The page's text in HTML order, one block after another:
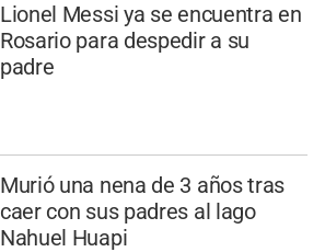
Lionel Messi ya se encuentra en
Rosario para despedir a su
padre
Murió una nena de 3 años tras
caer con sus padres al lago
Nahuel Huapi